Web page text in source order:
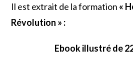
Il est extrait de la formation «
Révolution » :
Ebook illustré de